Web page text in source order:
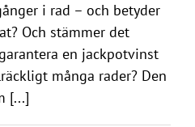
i rad – och betyder
Och stämmer det
en jackpotvinst
många rader? Den
[...]